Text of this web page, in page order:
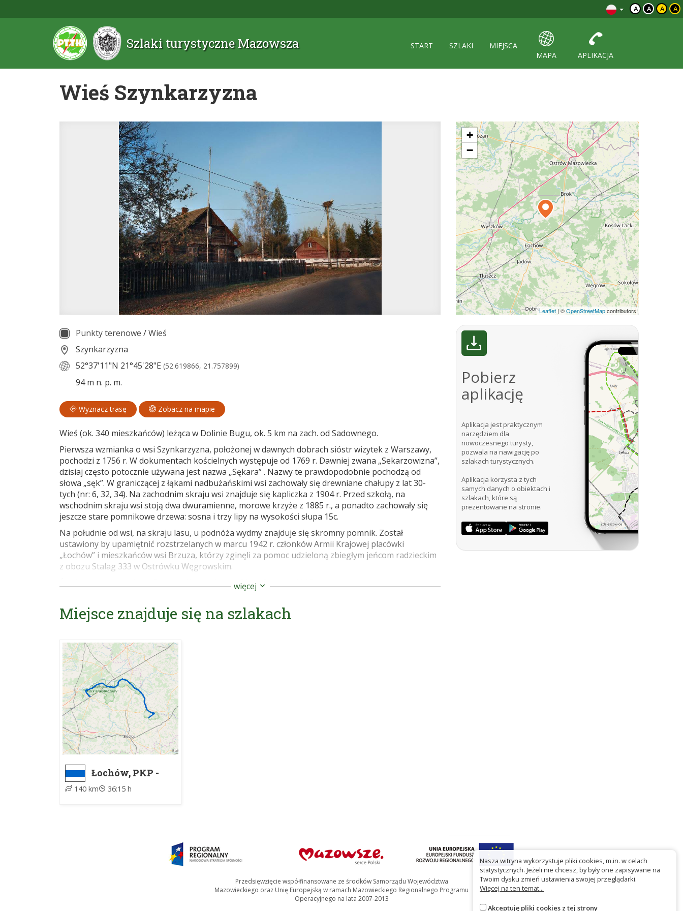
A A A A
Szlaki turystyczne Mazowsza START SZLAKI
MIEJSCA
MAPA
APLIKACJA
Wieś Szynkarzyzna
Punkty terenowe /Wieś
Szynkarzyzna
52°37'11"N 21°45'28"E (52.619866, 21.757899)
94 m n. p. m.
Wyznacz trasę Zobacz na mapie
Wieś (ok. 340 mieszkańców) leżąca w Dolinie Bugu, ok. 5 km na zach. od Sadownego.
Pierwsza wzmianka o wsi Szynkarzyzna, położonej w dawnych dobrach sióstr wizytek z Warszawy,
pochodzi z 1756 r. W dokumentach kościelnych występuje od 1769 r. Dawniej zwana „Sekarzowizna”,
dzisiaj często potocznie używana jest nazwa „Sękara” . Nazwy te prawdopodobnie pochodzą od
słowa „sęk”. W graniczącej z łąkami nadbużańskimi wsi zachowały się drewniane chałupy z lat 30-
tych (nr: 6, 32, 34). Na zachodnim skraju wsi znajduje się kapliczka z 1904 r. Przed szkołą, na
wschodnim skraju wsi stoją dwa dwuramienne, morowe krzyże z 1885 r., a ponadto zachowały się
jeszcze stare pomnikowe drzewa: sosna i trzy lipy na wysokości słupa 15c.
Na południe od wsi, na skraju lasu, u podnóża wydmy znajduje się skromny pomnik. Został
ustawiony by upamiętnić rozstrzelanych w marcu 1942 r. członków Armii Krajowej placówki
„Łochów” i mieszkańców wsi Brzuza, którzy zginęli za pomoc udzieloną zbiegłym jeńcom radzieckim
z obozu Stalag 333 w Ostrówku Węgrowskim.
Źródło: Lechosław Herz „Puszcze Kamieniecka i Biała, Rewasz, 2005,
Internet:http://puszczakamieniecka.blox.pl http://pl.wikipedia.org/wiki/Szynkarzyzna
więcej
+
−
Leaflet | ©OpenStreetMapcontributors
Pobierz
aplikację
Aplikacja jest praktycznym
narzędziem dla
nowoczesnego turysty,
pozwala na nawigację po
szlakach turystycznych.
Aplikacja korzysta z tych
samych danych o obiektach i
szlakach, które są
prezentowane na stronie.
Miejsce znajduje się na szlakach
Łochów, PKP -
Knychówek
140 km 36:15 h
Przedsięwzięcie współfinansowane ze środków Samorządu Województwa
Mazowieckiego oraz Unię Europejską w ramach Mazowieckiego Regionalnego Programu
Operacyjnego na lata 2007-2013
Nasza witryna wykorzystuje pliki cookies, m.in. w celach
statystycznych. Jeżeli nie chcesz, by były one zapisywane na
Twoim dysku zmień ustawienia swojej przeglądarki.
Więcej na ten temat...
Akceptuję pliki cookies z tej strony